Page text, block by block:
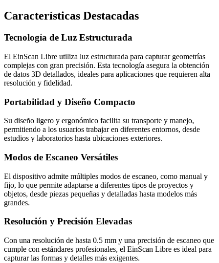
Características Destacadas
Tecnología de Luz Estructurada
El EinScan Libre utiliza luz estructurada para capturar geometrías
complejas con gran precisión. Esta tecnología asegura la obtención
de datos 3D detallados, ideales para aplicaciones que requieren alta
resolución y fidelidad.
Portabilidad y Diseño Compacto
Su diseño ligero y ergonómico facilita su transporte y manejo,
permitiendo a los usuarios trabajar en diferentes entornos, desde
estudios y laboratorios hasta ubicaciones exteriores.
Modos de Escaneo Versátiles
El dispositivo admite múltiples modos de escaneo, como manual y
fijo, lo que permite adaptarse a diferentes tipos de proyectos y
objetos, desde piezas pequeñas y detalladas hasta modelos más
grandes.
Resolución y Precisión Elevadas
Con una resolución de hasta 0.5 mm y una precisión de escaneo que
cumple con estándares profesionales, el EinScan Libre es ideal para
capturar las formas y detalles más exigentes.